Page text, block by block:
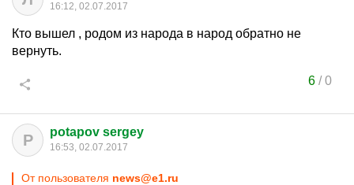
16:12, 02.07.2017
Кто вышел , родом из народа в народ обратно не
вернуть.
6/0
P potapov sergey
16:53, 02.07.2017
От пользователя news@e1.ru